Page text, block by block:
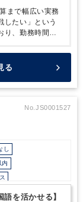
まで幅広い実務
たい」という
、勤務時間な
からこそ、一
★退職金制度・
る
No.JS0001527
し
内
上
を活かせる】